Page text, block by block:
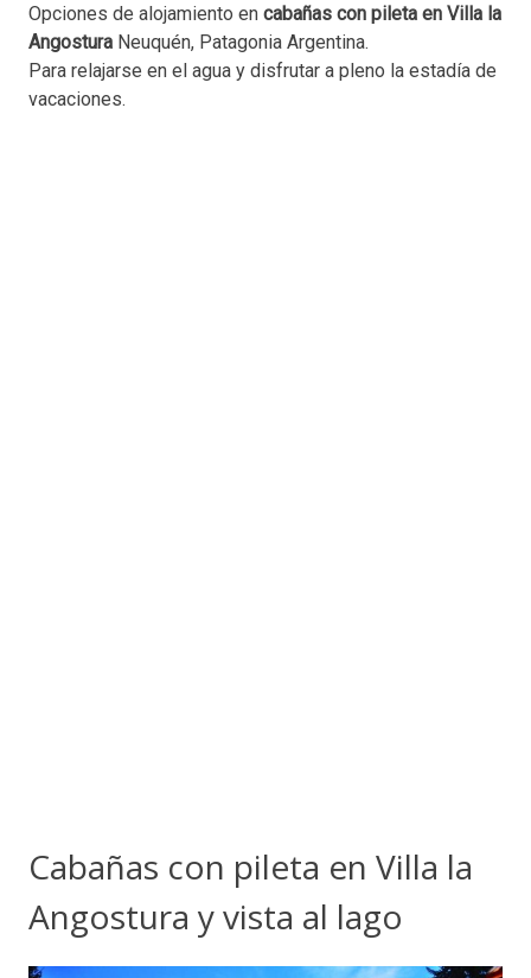
Opciones de alojamiento en cabañas con pileta en Villa la
Angostura Neuquén, Patagonia Argentina.
Para relajarse en el agua y disfrutar a pleno la estadía de
vacaciones.
Cabañas con pileta en Villa la
Angostura y vista al lago